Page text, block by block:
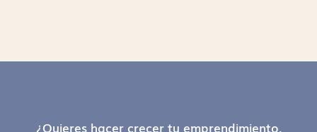
Footer¿Quieres hacer crecer tu emprendimiento,